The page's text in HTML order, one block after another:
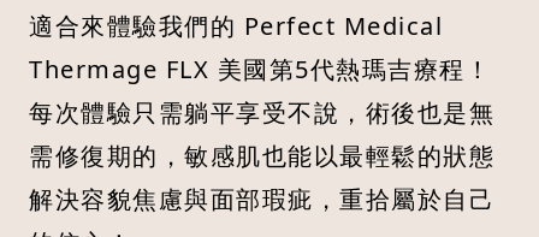
適合來體驗我們的 Perfect Medical
Thermage FLX 美國第5代熱瑪吉療程！
每次體驗只需躺平享受不說，術後也是無
需修復期的，敏感肌也能以最輕鬆的狀態
解決容貌焦慮與面部瑕疵，重拾屬於自己